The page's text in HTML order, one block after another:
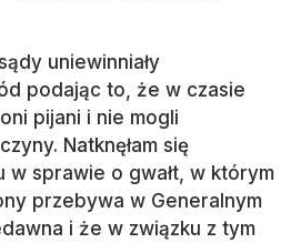
uniewinniały
podając to, że w czasie
pijani i nie mogli
Natknęłam się
w sprawie o gwałt, w którym
przebywa w Generalnym
i że w związku z tym